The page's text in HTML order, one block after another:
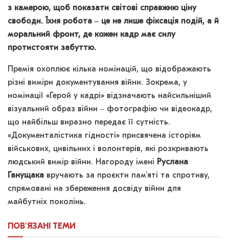
з камерою, щоб показати світові справжню ціну
свободи. Їхня робота ‒ це не лише фіксація подій, а й
моральний фронт, де кожен кадр має силу
протистояти забуттю.
Премія охоплює кілька номінацій, що відображають
різні виміри документування війни. Зокрема, у
номінації «Герой у кадрі» відзначають найсильніший
візуальний образ війни ‒ фотографію чи відеокадр,
що найбільш виразно передає її сутність.
«Документалістика гідності» присвячена історіям
військових, цивільних і волонтерів, які розкривають
людський вимір війни. Нагороду імені Руслана
Ганущака вручають за проєкти пам’яті та спротиву,
спрямовані на збереження досвіду війни для
майбутніх поколінь.
ПОВ'ЯЗАНІ ТЕМИ